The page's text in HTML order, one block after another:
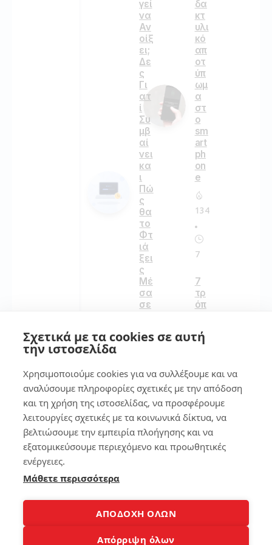
γεί
να
Αν
οίξ
ει;
Δε
ς
Γι
ατ
ί
Συ
μβ
αί
νει
κα
ι
Πώ
ς
θα
το
Φτ
ιά
ξει
ς
Μέ
σα
σε
Λε
600
4
κά
νει
πι
δα
κτ
υλι
κό
απ
οτ
ύπ
ωμ
α
στ
ο
sm
art
ph
on
e
134
7
7
τρ
όπ
να
τε
το
Sm
art
Ph
on
e
έξ
Σχετικά με τα cookies σε αυτή
την ιστοσελίδα
Χρησιμοποιούμε cookies για να συλλέξουμε και να
αναλύσουμε πληροφορίες σχετικές με την απόδοση
και τη χρήση της ιστοσελίδας, να προσφέρουμε
λειτουργίες σχετικές με τα κοινωνικά δίκτυα, να
βελτιώσουμε την εμπειρία πλοήγησης και να
εξατομικεύσουμε περιεχόμενο και προωθητικές
ενέργειες.
Μάθετε περισσότερα
ΑΠΟΔΟΧΗ ΟΛΩΝ
Απόρριψη όλων